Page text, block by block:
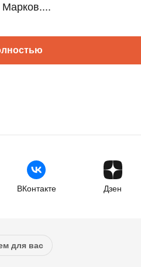
Марков....
ВКонтакте Дзен
для вас